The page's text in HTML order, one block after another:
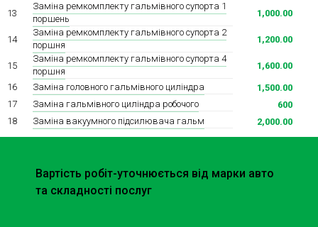
Вартість робіт-уточнюється від марки авто
та складності послуг
13
Заміна ремкомплекту гальмівного супорта 1
поршень
1,000.00
14
Заміна ремкомплекту гальмівного супорта 2
поршня
1,200.00
15
Заміна ремкомплекту гальмівного супорта 4
поршня
1,600.00
16
Заміна головного гальмівного циліндра
1,500.00
17
Заміна гальмівного циліндра робочого
600
18
Заміна вакуумного підсилювача гальм 2,000.00